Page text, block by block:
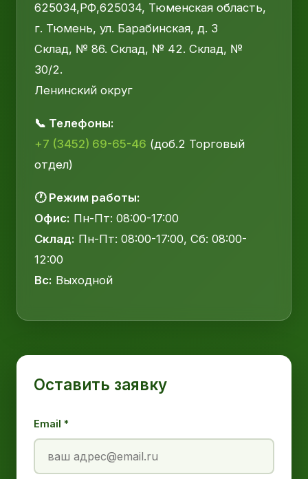
625034,РФ,625034, Тюменская область,
г. Тюмень, ул. Барабинская, д. 3
Склад, № 86. Склад, № 42. Склад, №
30/2.
Ленинский округ
📞 Телефоны:
+7 (3452) 69-65-46 (доб.2 Торговый
отдел)
🕐 Режим работы:
Офис: Пн-Пт: 08:00-17:00
Склад: Пн-Пт: 08:00-17:00, Сб: 08:00-
12:00
Вс: Выходной
Оставить заявку
Email *